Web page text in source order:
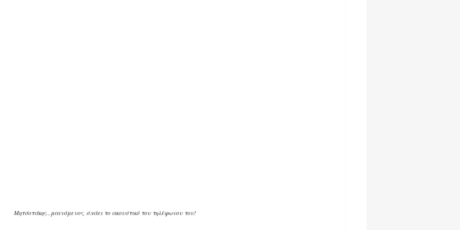
Μητσοτάκης...μαινόμενος, σπάει το ακουστικό του τηλέφωνου του!